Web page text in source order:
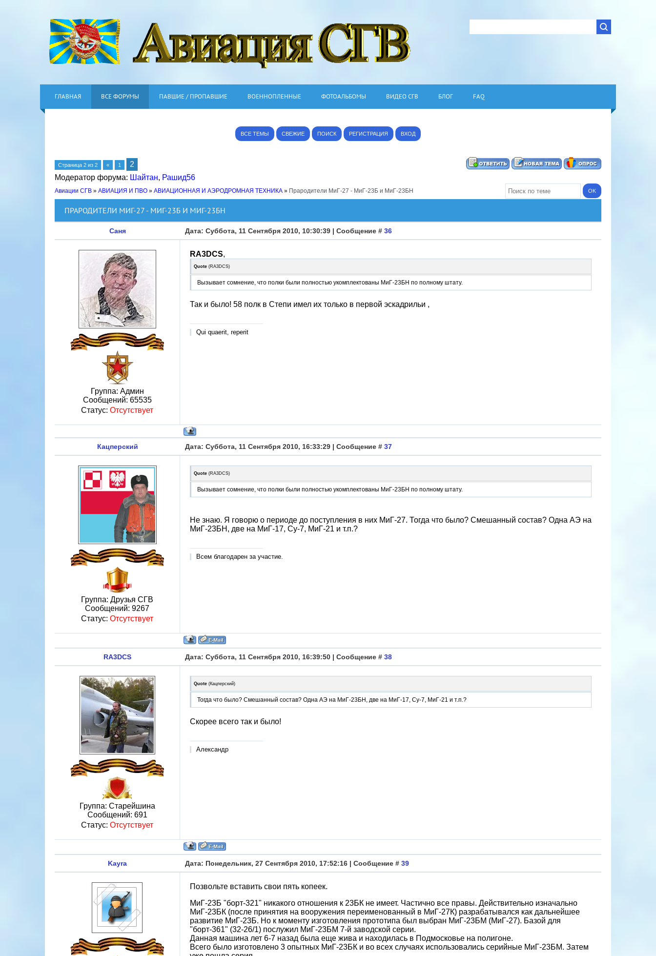
ГЛАВНАЯ ВСЕ ФОРУМЫ ПАВШИЕ / ПРОПАВШИЕ ВОЕННОПЛЕННЫЕ ФОТОАЛЬБОМЫ ВИДЕО СГВ БЛОГ FAQ
ВСЕ ТЕМЫ СВЕЖИЕ ПОИСК РЕГИСТРАЦИЯ ВХОД
Страница 2 из 2 « 1
2
Модератор форума: Шайтан, Рашид56
Авиации СГВ » АВИАЦИЯ И ПВО » АВИАЦИОННАЯ И АЭРОДРОМНАЯ ТЕХНИКА » Прародители МиГ-27 - МиГ-23Б и МиГ-23БН
ПРАРОДИТЕЛИ МИГ-27 - МИГ-23Б И МИГ-23БН
Саня Дата: Суббота, 11 Сентября 2010, 10:30:39 | Сообщение # 36
Группа: Админ
Сообщений: 65535
Статус: Отсутствует
RA3DCS,
Quote (RA3DCS)
Вызывает сомнение, что полки были полностью укомплектованы МиГ-23БН по полному штату.
Так и было! 58 полк в Степи имел их только в первой эскадрильи ,
Qui quaerit, reperit
Кацперский Дата: Суббота, 11 Сентября 2010, 16:33:29 | Сообщение # 37
Группа: Друзья СГВ
Сообщений: 9267
Статус: Отсутствует
Quote (RA3DCS)
Вызывает сомнение, что полки были полностью укомплектованы МиГ-23БН по полному штату.
Не знаю. Я говорю о периоде до поступления в них МиГ-27. Тогда что было? Смешанный состав? Одна АЭ на
МиГ-23БН, две на МиГ-17, Су-7, МиГ-21 и т.п.?
Всем благодарен за участие.
RA3DCS Дата: Суббота, 11 Сентября 2010, 16:39:50 | Сообщение # 38
Группа: Старейшина
Сообщений: 691
Статус: Отсутствует
Quote (Кацперский)
Тогда что было? Смешанный состав? Одна АЭ на МиГ-23БН, две на МиГ-17, Су-7, МиГ-21 и т.п.?
Скорее всего так и было!
Александр
Kayra Дата: Понедельник, 27 Сентября 2010, 17:52:16 | Сообщение # 39
Позвольте вставить свои пять копеек.
МиГ-23Б "борт-321" никакого отношения к 23БК не имеет. Частично все правы. Действительно изначально
МиГ-23БК (после принятия на вооружения переименованный в МиГ-27К) разрабатывался как дальнейшее
развитие МиГ-23Б. Но к моменту изготовления прототипа был выбран МиГ-23БМ (МиГ-27). Базой для
"борт-361" (32-26/1) послужил МиГ-23БМ 7-й заводской серии.
Данная машина лет 6-7 назад была еще жива и находилась в Подмосковье на полигоне.
Всего было изготовлено 3 опытных МиГ-23БК и во всех случаях использовались серийные МиГ-23БМ. Затем